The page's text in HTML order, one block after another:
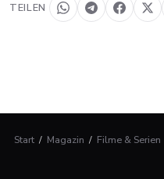
TEILEN
Start / Magazin / Filme & Serien